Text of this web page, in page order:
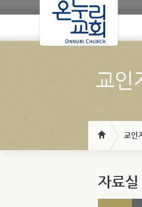
Loading
교인
교인
자료실